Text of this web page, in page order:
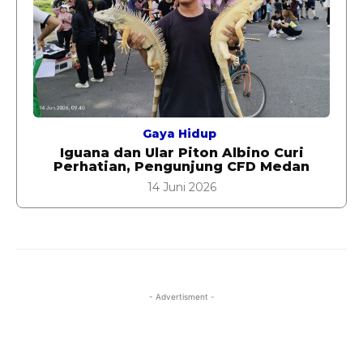
Gaya Hidup
Iguana dan Ular Piton Albino Curi
Perhatian, Pengunjung CFD Medan
14 Juni 2026
- Advertisment -